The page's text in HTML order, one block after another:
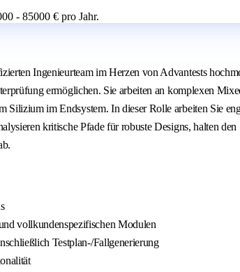
- 85000 € pro Jahr.
Ingenieurteam im Herzen von Advantests
ermöglichen. Sie arbeiten an komplexen
Silizium im Endsystem. In dieser Rolle arbeiten Sie
kritische Pfade für robuste Designs, halten
vollkundenspezifischen Modulen
Testplan-/Fallgenerierung